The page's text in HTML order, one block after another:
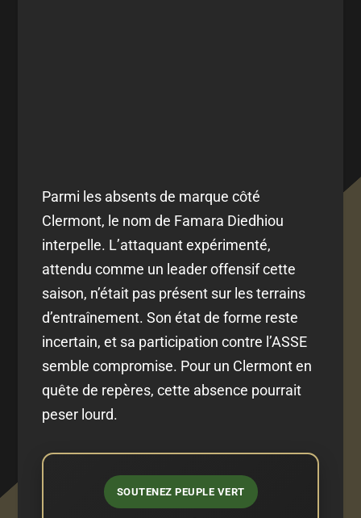
Parmi les absents de marque côté
Clermont, le nom de Famara Diedhiou
interpelle. L’attaquant expérimenté,
attendu comme un leader offensif cette
saison, n’était pas présent sur les terrains
d’entraînement. Son état de forme reste
incertain, et sa participation contre l’ASSE
semble compromise. Pour un Clermont en
quête de repères, cette absence pourrait
peser lourd.
SOUTENEZ PEUPLE VERT